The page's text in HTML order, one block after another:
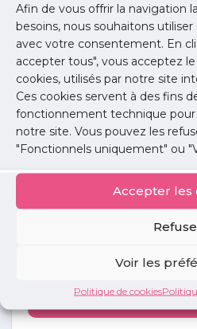
Afin de vous offrir la navigation
besoins, nous souhaitons
avec votre consentement. En
accepter tous", vous acceptez
cookies, utilisés par notre site
Ces cookies servent à des fins
fonctionnement technique
notre site. Vous pouvez les
"Fonctionnels uniquement" ou
Accepter les
Voir les
Politique de cookies
Mockup-affiches-
Publié le : 10 janvier 2024
Partager cet article :
annonces